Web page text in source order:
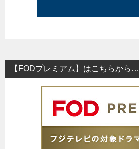
【FODプレミアム】はこちらから…